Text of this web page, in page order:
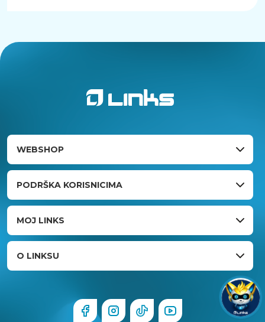
WEBSHOP
PODRŠKA KORISNICIMA
MOJ LINKS
O LINKSU